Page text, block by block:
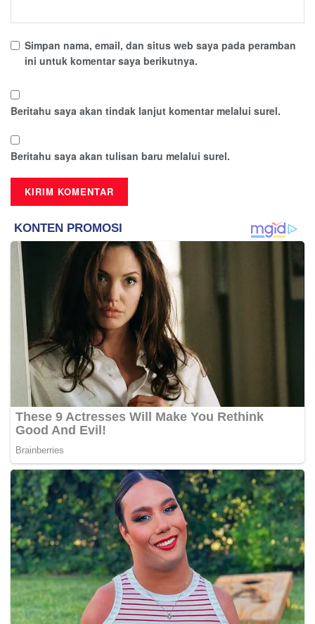
Simpan nama, email, dan situs web saya pada peramban
ini untuk komentar saya berikutnya.
Beritahu saya akan tindak lanjut komentar melalui surel.
Beritahu saya akan tulisan baru melalui surel.